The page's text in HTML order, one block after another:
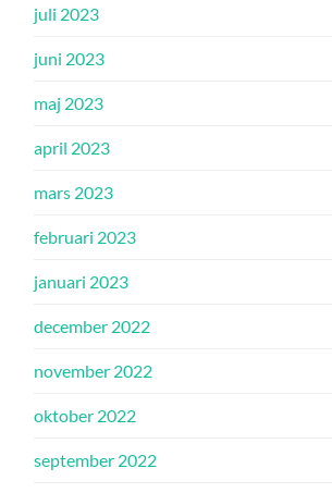
juli 2023
juni 2023
maj 2023
april 2023
mars 2023
februari 2023
januari 2023
december 2022
november 2022
oktober 2022
september 2022